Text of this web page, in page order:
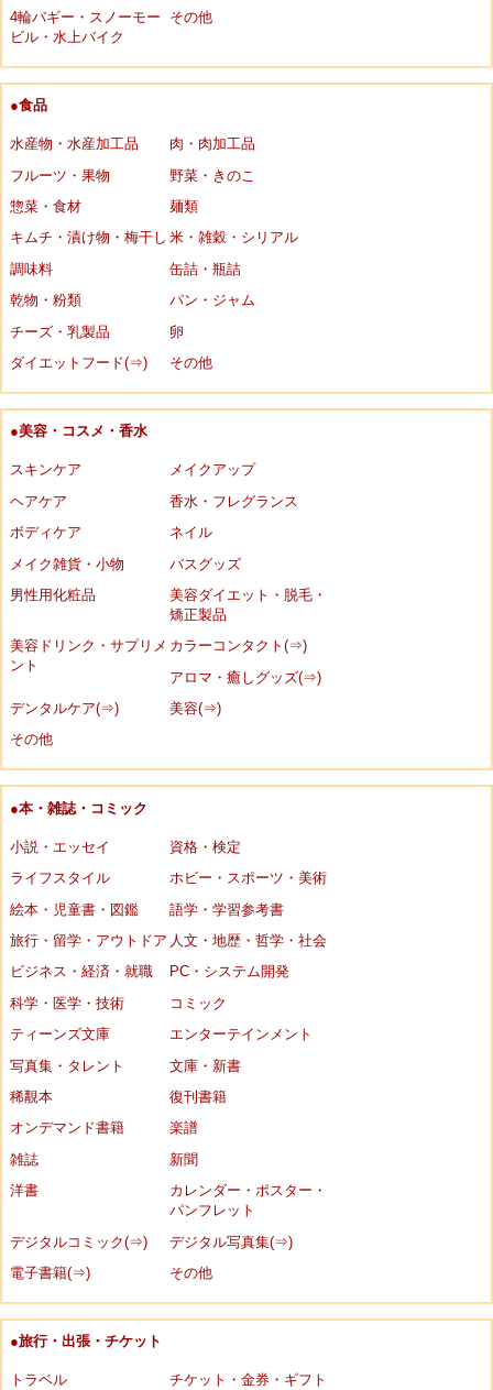
4輪バギー・スノーモー
ビル・水上バイク
その他
●食品
水産物・水産加工品
肉・肉加工品
フルーツ・果物
野菜・きのこ
惣菜・食材
麺類
キムチ・漬け物・梅干し 米・雑穀・シリアル
調味料
缶詰・瓶詰
乾物・粉類
パン・ジャム
チーズ・乳製品
卵
ダイエットフード(⇒)
その他
●美容・コスメ・香水
スキンケア
メイクアップ
ヘアケア
香水・フレグランス
ボディケア
ネイル
メイク雑貨・小物
バスグッズ
男性用化粧品
美容ダイエット・脱毛・
矯正製品
美容ドリンク・サプリメ
ント
カラーコンタクト(⇒)
アロマ・癒しグッズ(⇒)
デンタルケア(⇒)
美容(⇒)
その他
●本・雑誌・コミック
小説・エッセイ
資格・検定
ライフスタイル
ホビー・スポーツ・美術
絵本・児童書・図鑑
語学・学習参考書
旅行・留学・アウトドア 人文・地歴・哲学・社会
ビジネス・経済・就職
PC・システム開発
科学・医学・技術
コミック
ティーンズ文庫
エンターテインメント
写真集・タレント
文庫・新書
稀覯本
復刊書籍
オンデマンド書籍
楽譜
雑誌
新聞
洋書
カレンダー・ポスター・
パンフレット
デジタルコミック(⇒)
デジタル写真集(⇒)
電子書籍(⇒)
その他
●旅行・出張・チケット
トラベル
チケット・金券・ギフト